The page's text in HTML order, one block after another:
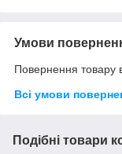
Умови
Повернення товару
Всі умови
Подібні товари